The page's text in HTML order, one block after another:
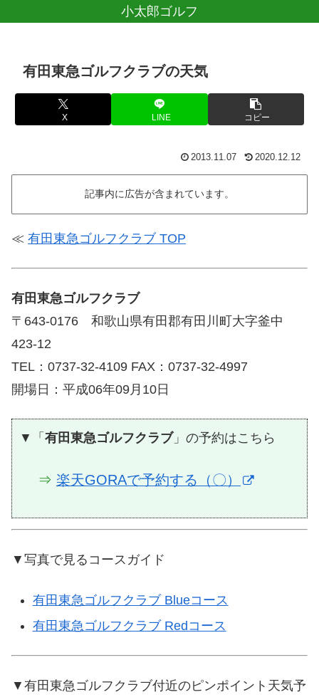
小太郎ゴルフ
有田東急ゴルフクラブの天気
X LINE コピー
2013.11.07 2020.12.12
記事内に広告が含まれています。
≪ 有田東急ゴルフクラブ TOP
有田東急ゴルフクラブ
〒643-0176 和歌山県有田郡有田川町大字釜中
423-12
TEL：0737-32-4109 FAX：0737-32-4997
開場日：平成06年09月10日
▼「 有田東急ゴルフクラブ」の予約はこちら
⇒ 楽天GORAで予約する（〇）
▼写真で見るコースガイド
有田東急ゴルフクラブ Blueコース
有田東急ゴルフクラブ Redコース
▼有田東急ゴルフクラブ付近のピンポイント天気予